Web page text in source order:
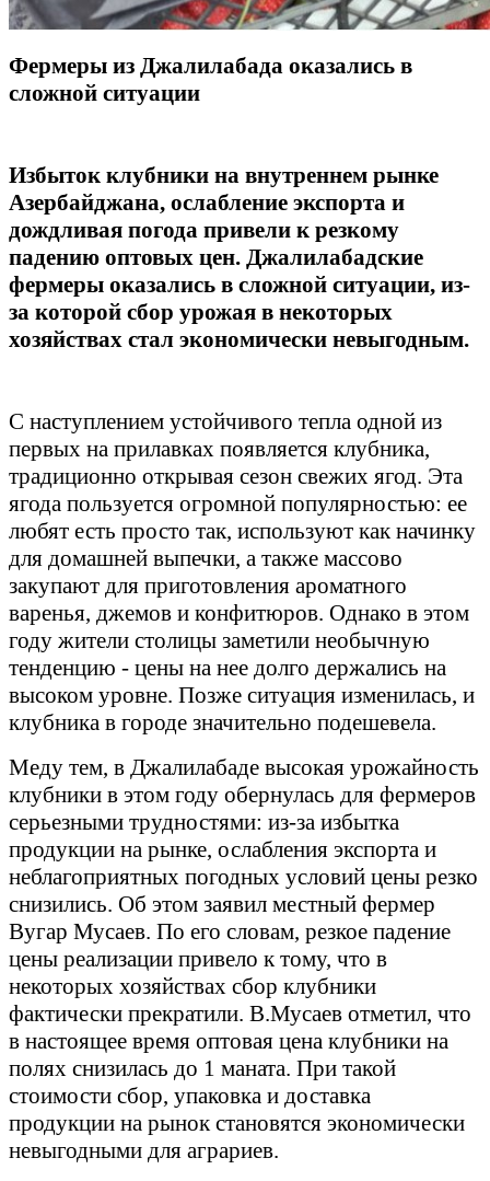
Фермеры из Джалилабада оказались в
сложной ситуации
Избыток клубники на внутреннем рынке
Азербайджана, ослабление экспорта и
дождливая погода привели к резкому
падению оптовых цен. Джалилабадские
фермеры оказались в сложной ситуации, из-
за которой сбор урожая в некоторых
хозяйствах стал экономически невыгодным.
С наступлением устойчивого тепла одной из
первых на прилавках появляется клубника,
традиционно открывая сезон свежих ягод. Эта
ягода пользуется огромной популярностью: ее
любят есть просто так, используют как начинку
для домашней выпечки, а также массово
закупают для приготовления ароматного
варенья, джемов и конфитюров. Однако в этом
году жители столицы заметили необычную
тенденцию - цены на нее долго держались на
высоком уровне. Позже ситуация изменилась, и
клубника в городе значительно подешевела.
Меду тем, в Джалилабаде высокая урожайность
клубники в этом году обернулась для фермеров
серьезными трудностями: из-за избытка
продукции на рынке, ослабления экспорта и
неблагоприятных погодных условий цены резко
снизились. Об этом заявил местный фермер
Вугар Мусаев. По его словам, резкое падение
цены реализации привело к тому, что в
некоторых хозяйствах сбор клубники
фактически прекратили. В.Мусаев отметил, что
в настоящее время оптовая цена клубники на
полях снизилась до 1 маната. При такой
стоимости сбор, упаковка и доставка
продукции на рынок становятся экономически
невыгодными для аграриев.